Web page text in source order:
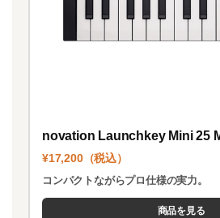
novation Launchkey Mini 25
¥17,200（税込）
コンパクトながらプロ仕様の実力。
商品を見る